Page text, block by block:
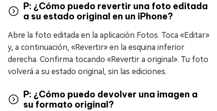
P: ¿Cómo puedo revertir una foto editada
a su estado original en un iPhone?
Abre la foto editada en la aplicación Fotos. Toca «Editar»
y, a continuación, «Revertir» en la esquina inferior
derecha. Confirma tocando «Revertir a original». Tu foto
volverá a su estado original, sin las ediciones.
P: ¿Cómo puedo devolver una imagen a
su formato original?